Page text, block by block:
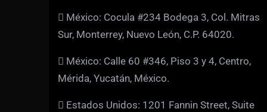
México: Cocula #234 Bodega 3, Col. Mitras
Sur, Monterrey, Nuevo León, C.P. 64020.
México: Calle 60 #346, Piso 3 y 4, Centro,
Mérida, Yucatán, México.
Estados Unidos: 1201 Fannin Street, Suite